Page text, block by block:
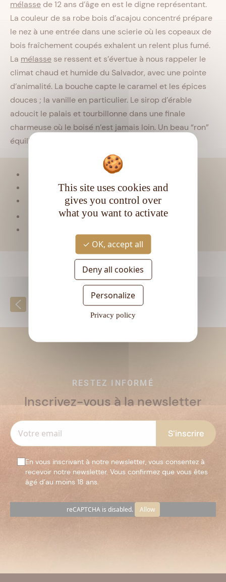
mélasse de 12 ans d’âge en est le digne représentant.
La couleur de sa robe bois d’acajou concentré prépare
le nez à une entrée dans une scierie où les copeaux de
bois fraîchement coupés exhalent un relent plus fumé.
La mélasse se ressent et s’évertue à nous rappeler le
climat chaud et humide du Salvador, avec une pointe
d’animalité. La bouche capte le caramel et les épices
douces ; la vanille en particulier. Le sirop d’érable
adoucit le palais et tourbillonne dans une finale
charmeuse où le boisé n’est jamais loin. Un beau “ron”
équilibré qui séduit.
Tropical
Matière première :Mélasse
Type de rhum :Vieux
Contenance :70CL
Retour à la liste
RESTEZ INFORMÉ
Inscrivez-vous à la newsletter
En vous inscrivant à notre newsletter, vous consentez à
recevoir notre newsletter. Vous confirmez que vous êtes
âgé d’au moins 18 ans.
reCAPTCHA is disabled. Allow
vide.
This site uses cookies and
gives you control over
what you want to activate
OK, accept all
Deny all cookies
Personalize
Privacy policy